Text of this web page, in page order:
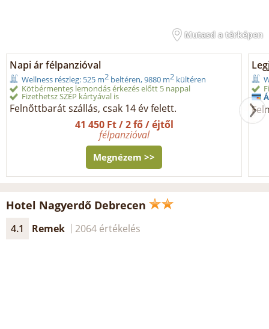
Mutasd a térképen
Napi ár félpanzióval
Wellness részleg: 525 m2 beltéren, 9880 m2 kültéren
Kötbérmentes lemondás érkezés előtt 5 nappal
Fizethetsz SZÉP kártyával is
Felnőttbarát szállás, csak 14 év felett.
41 450 Ft / 2 fő / éjtől
félpanzióval
Megnézem >>
Hotel Nagyerdő Debrecen
4.1 Remek 2064 értékelés